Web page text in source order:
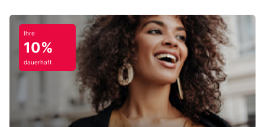
Ihre
10%
dauerhaft